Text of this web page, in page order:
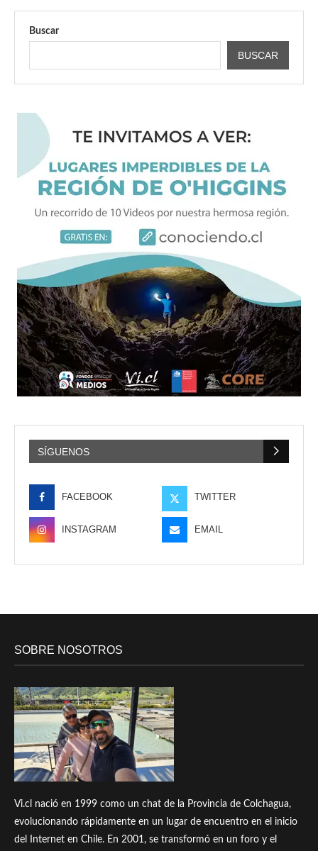
Buscar
BUSCAR
SÍGUENOS
FACEBOOK TWITTER
INSTAGRAM EMAIL
SOBRE NOSOTROS
Vi.cl nació en 1999 como un chat de la Provincia de Colchagua,
evolucionando rápidamente en un lugar de encuentro en el inicio
del Internet en Chile. En 2001, se transformó en un foro y el